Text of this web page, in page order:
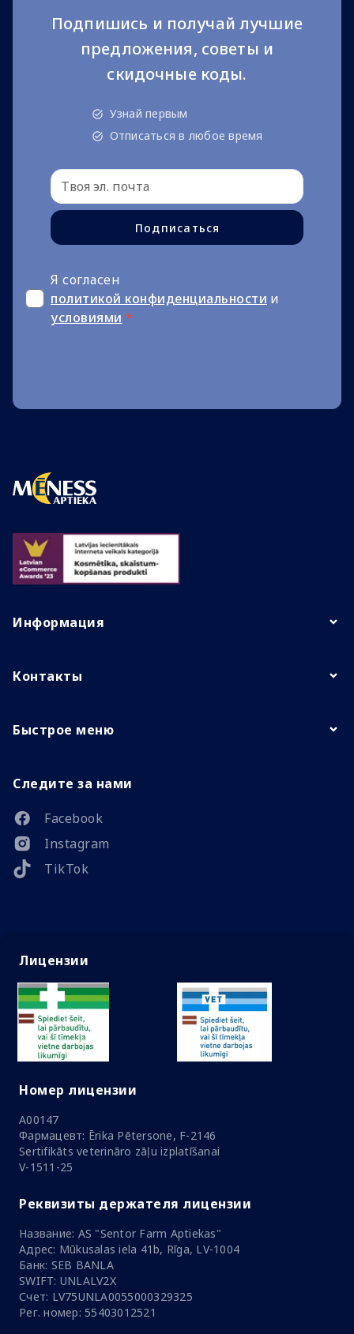
Подпишись и получай лучшие
предложения, советы и
скидочные коды.
Узнай первым
Отписаться в любое время
Подписаться
Я согласен
политикой конфиденциальности и
условиями *
Информация
Контакты
Быстрое меню
Следите за нами
Facebook
Instagram
TikTok
Лицензии
Номер лицензии
A00147
Фармацевт: Ērika Pētersone, F-2146
Sertifikāts veterināro zāļu izplatīšanai
V-1511-25
Реквизиты держателя лицензии
Название: AS "Sentor Farm Aptiekas"
Адрес: Mūkusalas iela 41b, Rīga, LV-1004
Банк: SEB BANLA
SWIFT: UNLALV2X
Счет: LV75UNLA0055000329325
Рег. номер: 55403012521